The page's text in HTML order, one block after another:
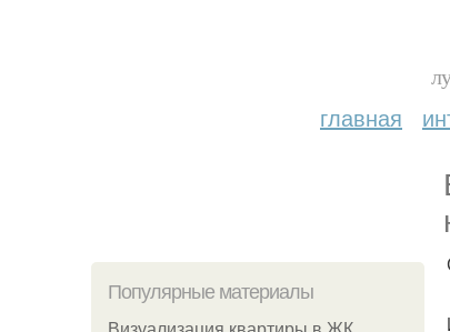
главная
Популярные материалы